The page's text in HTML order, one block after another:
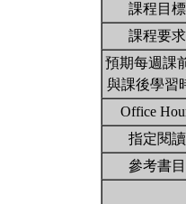
課程目標
課程要求
預期每週課
與課後學習
Office
指定閱讀
參考書目